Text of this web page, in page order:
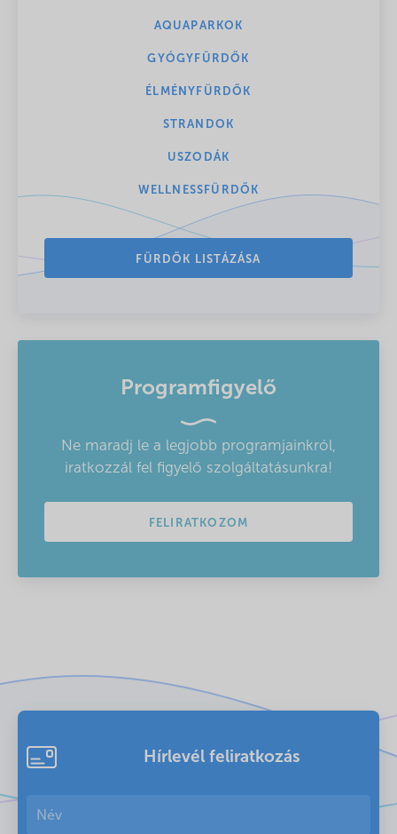
AQUAPARKOK
GYÓGYFÜRDŐK
ÉLMÉNYFÜRDŐK
STRANDOK
USZODÁK
WELLNESSFÜRDŐK
FÜRDŐK LISTÁZÁSA
Programfigyelő
Ne maradj le a legjobb programjainkról,
iratkozzál fel figyelő szolgáltatásunkra!
FELIRATKOZOM
Hírlevél feliratkozás